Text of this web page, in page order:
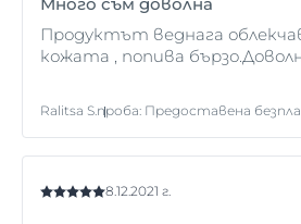
между пристъпите и водят до
време на остри пристъпи.
Продуктът веднага
кожата , попива
Ralitsa S. проба: Предоставена
8.12.2021 г.